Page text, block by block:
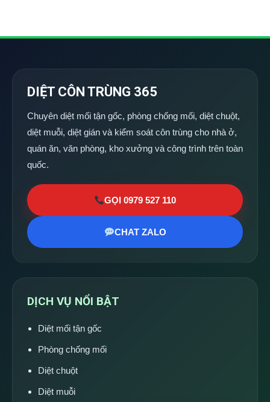
DIỆT CÔN TRÙNG 365
Chuyên diệt mối tận gốc, phòng chống mối, diệt chuột,
diệt muỗi, diệt gián và kiểm soát côn trùng cho nhà ở,
quán ăn, văn phòng, kho xưởng và công trình trên toàn
quốc.
GỌI 0979 527 110
CHAT ZALO
DỊCH VỤ NỔI BẬT
Diệt mối tận gốc
Phòng chống mối
Diệt chuột
Diệt muỗi